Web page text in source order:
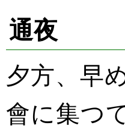
通夜
夕方、早
會に集つ